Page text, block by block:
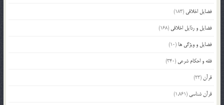
فضایل اخلاقی (183)
فضایل و رذایل اخلاقی (168)
فضایل و ویژگی ها (10)
فقه و احکام شرعی (340)
قرآن(23)
قرآن شناسی (1,861)